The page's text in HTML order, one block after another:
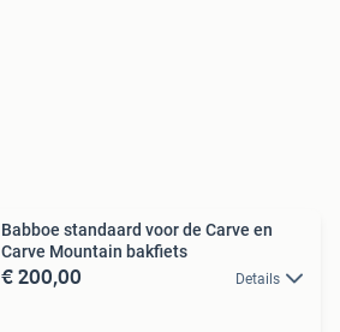
Babboe standaard voor de Carve en
Carve Mountain bakfiets
€ 200,00 Details